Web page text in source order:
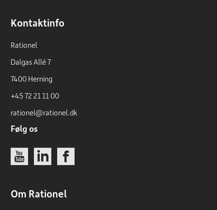
Kontaktinfo
Rationel
Dalgas Allé 7
7400 Herning
+45 72 21 11 00
rationel@rationel.dk
Følg os
Link Link
Om Rationel